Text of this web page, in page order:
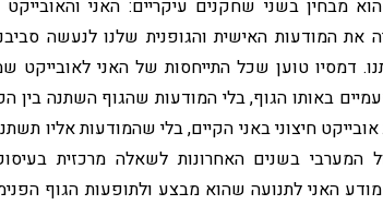
מבחין בשני שחקנים עיקריים: האני
המודעות האישית והגופנית שלנו לנעשה סביבנו,
דמסיו טוען שכל התייחסות של האני לאובייקט
באותו הגוף, בלי המודעות שהגוף השתנה בין
חיצוני באני הקיים, בלי שהמודעות אליו
בשנים האחרונות לשאלה מרכזית
מודע האני לתנועה שהוא מבצע ולתופעות הגוף